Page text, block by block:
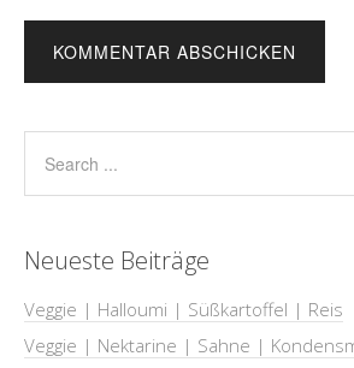
Neueste Beiträge
Veggie | Halloumi | Süßkartoffel | Reis
Veggie | Nektarine | Sahne |